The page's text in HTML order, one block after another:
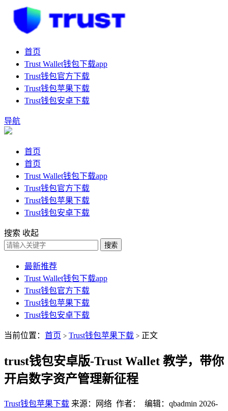
首页
Trust Wallet钱包下载app
Trust钱包官方下载
Trust钱包苹果下载
Trust钱包安卓下载
导航
首页
首页
Trust Wallet钱包下载app
Trust钱包官方下载
Trust钱包苹果下载
Trust钱包安卓下载
搜索 收起
搜索
最新推荐
Trust Wallet钱包下载app
Trust钱包官方下载
Trust钱包苹果下载
Trust钱包安卓下载
当前位置： 首页 > Trust钱包苹果下载 > 正文
trust钱包安卓版-Trust Wallet 教学，带你
开启数字资产管理新征程
Trust钱包苹果下载 来源：网络 作者： 编辑：qbadmin 2026-